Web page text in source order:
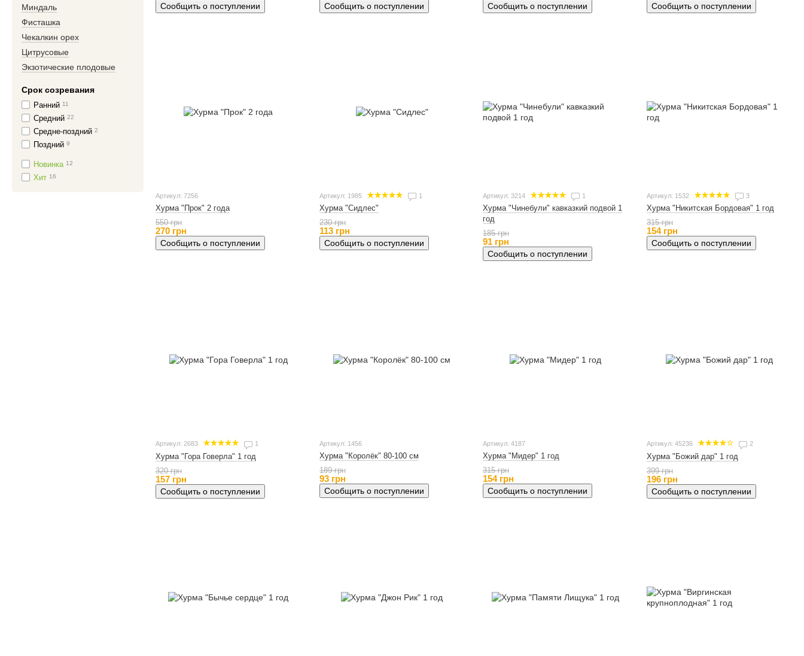
Сообщить о поступлении Сообщить о поступлении Сообщить о поступлении Сообщить о поступлении
Артикул: 7256
Хурма "Прок" 2 года
550 грн
270 грн
Сообщить о поступлении
Артикул: 1985 1
Хурма "Сидлес"
230 грн
113 грн
Сообщить о поступлении
Артикул: 3214 1
Хурма "Чинебули" кавказкий подвой 1
год
185 грн
91 грн
Сообщить о поступлении
Артикул: 1532 3
Хурма "Никитская Бордовая" 1 год
315 грн
154 грн
Сообщить о поступлении
Артикул: 2683 1
Хурма "Гора Говерла" 1 год
320 грн
157 грн
Сообщить о поступлении
Артикул: 1456
Хурма "Королёк" 80-100 см
189 грн
93 грн
Сообщить о поступлении
Артикул: 4187
Хурма "Мидер" 1 год
315 грн
154 грн
Сообщить о поступлении
Артикул: 45236 2
Хурма "Божий дар" 1 год
399 грн
196 грн
Сообщить о поступлении
Миндаль
Фисташка
Чекалкин орех
Цитрусовые
Экзотические плодовые
Срок созревания
Ранний 11
Средний 22
Средне-поздний 2
Поздний 9
Новинка 12
Хит 16